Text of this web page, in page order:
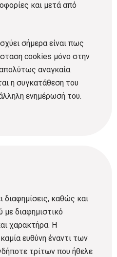
και μετά από
σήμερα είναι πως
cookies μόνο στην
αναγκαία.
η συγκατάθεση του
ενημέρωσή του.
διαφημίσεις, καθώς και
με διαφημιστικό
χαρακτήρα. Η
ευθύνη έναντι των
τρίτων που ήθελε